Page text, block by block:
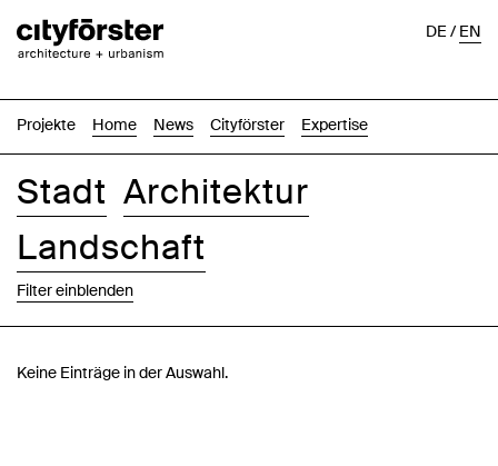
Projekte Home News Cityförster Expertise
DE/EN
Stadt Architektur
Landschaft
Filter einblenden
Keine Einträge in der Auswahl.